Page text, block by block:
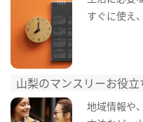
すぐに使え
山梨のマンスリーお役立
地域情報や